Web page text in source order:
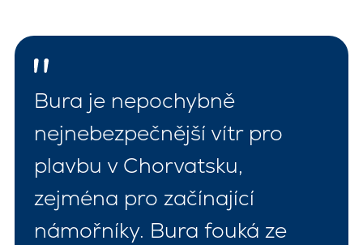
Bura je nepochybně
nejnebezpečnější vítr pro
plavbu v Chorvatsku,
zejména pro začínající
námořníky. Bura fouká ze